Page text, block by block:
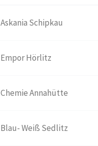
Askania Schipkau
Empor Hörlitz
Chemie Annahütte
Blau- Weiß Sedlitz